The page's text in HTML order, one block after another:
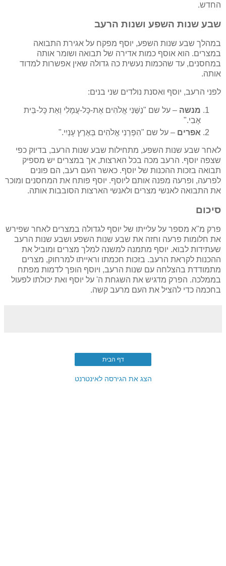
החדש.
שבע שנות השפע ושנות הרעב
במהלך שבע שנות השפע, יוסף מפקח על אגירת התבואה
במצרים. הוא אוסף כמות אדירה של תבואה ושומר אותה
במחסנים, עד שהכמות נעשית כה גדולה שאין אפשרות למדוד
אותה.
לפני הרעב, יוסף ואסנת נולדים שני בנים:
מנשה – על שם "נַשַּׁנִי אֱלֹהִים אֶת-כָּל-עֲמָלִי וְאֵת כָּל-בֵּית
אָבִי."
אפרים – על שם "הִפְרַנִי אֱלֹהִים בְּאֶרֶץ עָנְיִי."
לאחר שבע שנות השפע, מתחילות שבע שנות הרעב, בדיוק כפי
שצפה יוסף. הרעב מכה בכל הארצות, אך במצרים יש מספיק
תבואה בזכות ההכנות של יוסף. כאשר העם רעב, הם פונים
לפרעה, ופרעה מפנה אותם ליוסף. יוסף פותח את המחסנים ומוכר
את התבואה לאנשי מצרים ולאנשי הארצות הסובבות אותה.
סיכום
פרק מ"א מספר על עלייתו של יוסף לגדולה במצרים לאחר שפירש
את חלומות פרעה וחזה את שבע שנות השפע ושבע שנות הרעב
שעתידות לבוא. יוסף מתמנה למשנה למלך מצרים ומוביל את
ההכנות לקראת הרעב. בזכות חכמתו וראייתו למרחוק, מצרים
מתמודדת בהצלחה עם שנות הרעב, ויוסף הופך לדמות מפתח
בממלכה. הפרק מדגיש את השגחת ה' על יוסף ואת יכולתו לפעול
בחכמה כדי להציל את העם מרעב קשה.
דף הבית
הצג את הגירסה לאינטרנט